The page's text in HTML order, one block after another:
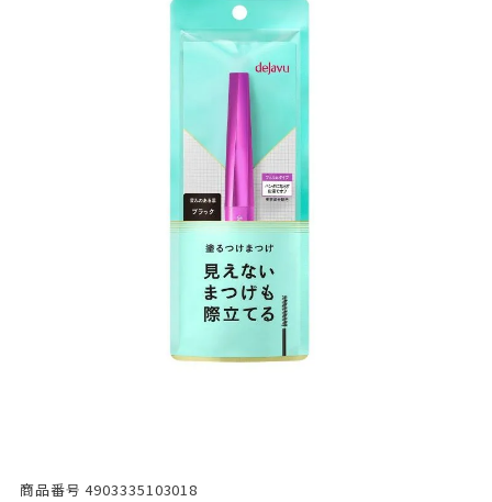
商品番号 4903335103018